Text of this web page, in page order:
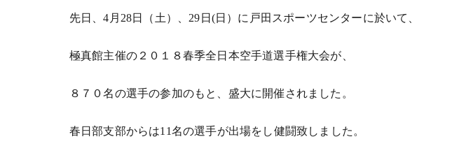
先日、4月28日（土）、29日(日）に戸田スポーツセンターに於いて、
極真館主催の２０１８春季全日本空手道選手権大会が、
８７０名の選手の参加のもと、盛大に開催されました。
春日部支部からは11名の選手が出場をし健闘致しました。